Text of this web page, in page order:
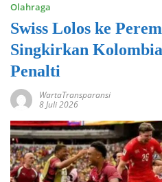
Olahraga
Swiss Lolos ke
Singkirkan
Penalti
WartaTransparansi
8 Juli 2026